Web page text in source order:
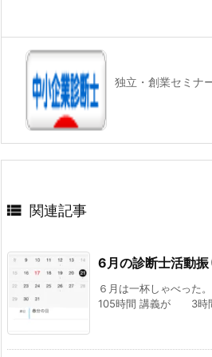
独立・創業セミナ
 関連記事
6月の診断士活動振
６月は一杯しゃべった
105時間 講義が 3時